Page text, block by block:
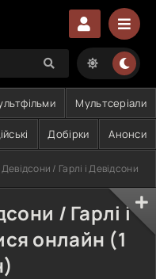
Мультсеріали
Добірки Анонси
Девідсони / Гарлі і Девідсони
/ Гарлі і
онлайн (1